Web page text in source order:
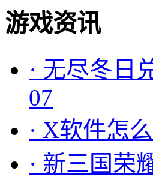
游戏资讯
· 无尽冬日
07
· X软件怎
· 新三国荣